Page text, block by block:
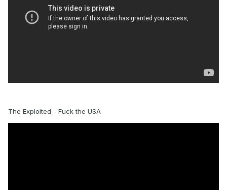
The Exploited - Fuck the USA